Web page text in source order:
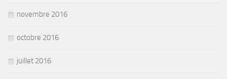
novembre 2016
octobre 2016
juillet 2016